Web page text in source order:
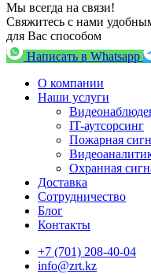
Мы всегда на связи!
Свяжитесь с нами
для Вас способом
Написать в Whatsapp
О компании
Наши услуги
IT-аутсорсинг
Пожарная
Охранная
Доставка
Сотрудничество
Блог
Контакты
+7 (701) 208-40-04
info@zrt.kz